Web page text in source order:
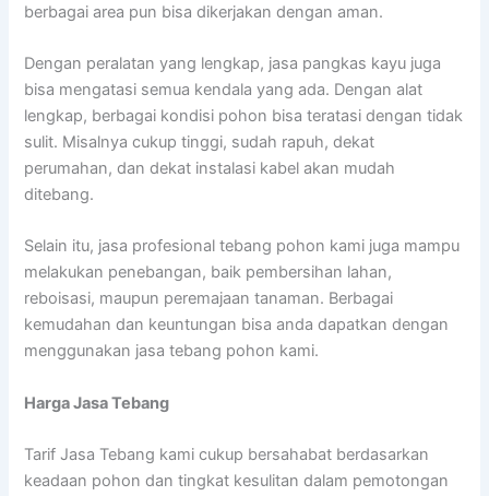
berbagai area pun bisa dikerjakan dengan aman.
Dengan peralatan yang lengkap, jasa pangkas kayu juga
bisa mengatasi semua kendala yang ada. Dengan alat
lengkap, berbagai kondisi pohon bisa teratasi dengan tidak
sulit. Misalnya cukup tinggi, sudah rapuh, dekat
perumahan, dan dekat instalasi kabel akan mudah
ditebang.
Selain itu, jasa profesional tebang pohon kami juga mampu
melakukan penebangan, baik pembersihan lahan,
reboisasi, maupun peremajaan tanaman. Berbagai
kemudahan dan keuntungan bisa anda dapatkan dengan
menggunakan jasa tebang pohon kami.
Harga Jasa Tebang
Tarif Jasa Tebang kami cukup bersahabat berdasarkan
keadaan pohon dan tingkat kesulitan dalam pemotongan